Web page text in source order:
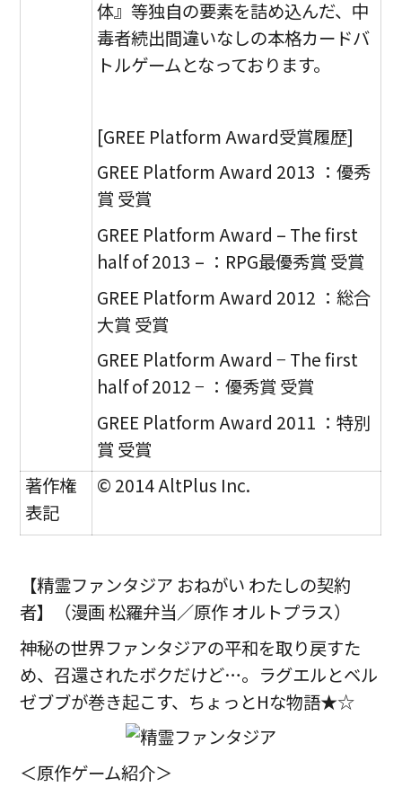
体』等独自の要素を詰め込んだ、中
毒者続出間違いなしの本格カードバ
トルゲームとなっております。
[GREE Platform Award受賞履歴]
GREE Platform Award 2013 ：優秀
賞 受賞
GREE Platform Award – The first
half of 2013 – ：RPG最優秀賞 受賞
GREE Platform Award 2012 ：総合
大賞 受賞
GREE Platform Award − The first
half of 2012 − ：優秀賞 受賞
GREE Platform Award 2011 ：特別
賞 受賞
著作権
表記
© 2014 AltPlus Inc.
【精霊ファンタジア おねがい わたしの契約
者】（漫画 松羅弁当／原作 オルトプラス）
神秘の世界ファンタジアの平和を取り戻すた
め、召還されたボクだけど…。ラグエルとベル
ゼブブが巻き起こす、ちょっとHな物語★☆
＜原作ゲーム紹介＞